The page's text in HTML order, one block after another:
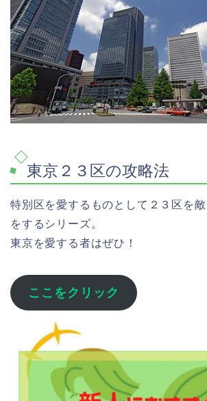
東京２３区の攻略法
特別区を愛するものとして２３区を
をするシリーズ。
東京を愛する者はぜひ！
ここをクリック